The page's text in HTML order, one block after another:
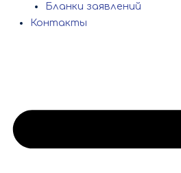
Бланки заявлений
Контакты